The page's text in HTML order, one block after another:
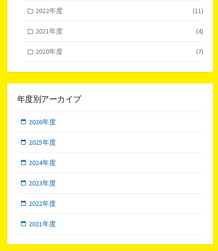
2022年度 (11)
2021年度 (4)
2020年度 (7)
年度別アーカイブ
2026年度
2025年度
2024年度
2023年度
2022年度
2021年度